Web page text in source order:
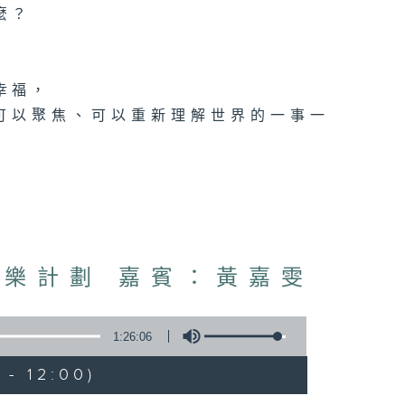
？
福，
聚焦、可以重新理解世界的一事一
計劃 嘉賓：黃嘉雯
1:26:06
12:00)